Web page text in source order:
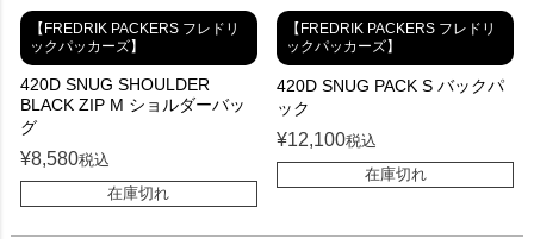
【FREDRIK PACKERS フレドリ
ックパッカーズ】
420D SNUG SHOULDER
BLACK ZIP M ショルダーバッ
グ
¥8,580税込
在庫切れ
【FREDRIK PACKERS フレドリ
ックパッカーズ】
420D SNUG PACK S バックパ
ック
¥12,100税込
在庫切れ